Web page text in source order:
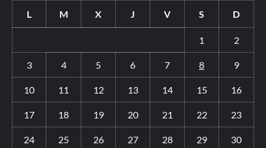
L M X J V S D
1 2
3 4 5 6 7 8 9
10 11 12 13 14 15 16
17 18 19 20 21 22 23
24 25 26 27 28 29 30